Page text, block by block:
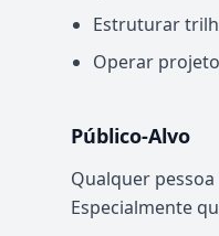
Estruturar
Operar
Público-Alvo
Qualquer
Especialmente